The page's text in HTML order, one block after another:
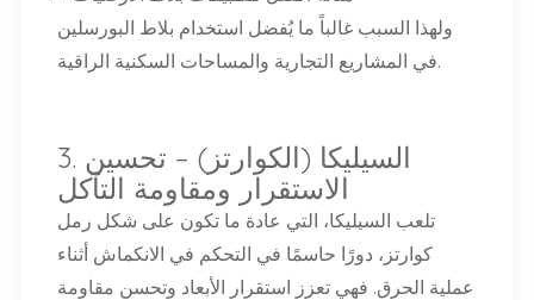
ولهذا السبب غالباً ما يُفضل استخدام بلاط البورسلين
في المشاريع التجارية والمساحات السكنية الراقية.
3. السيليكا (الكوارتز) – تحسين
الاستقرار ومقاومة التآكل
تلعب السيليكا، التي عادة ما تكون على شكل رمل
كوارتز، دورًا حاسمًا في التحكم في الانكماش أثناء
عملية الحرق. فهي تعزز استقرار الأبعاد وتحسن مقاومة